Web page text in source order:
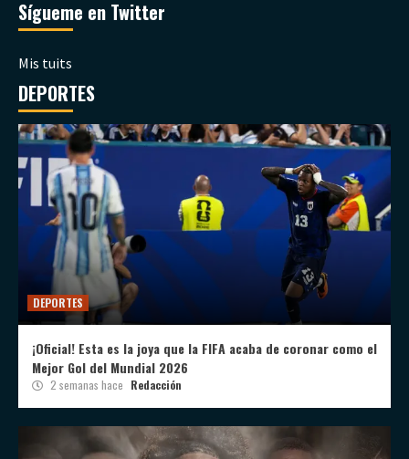
Sígueme en Twitter
Mis tuits
DEPORTES
DEPORTES
¡Oficial! Esta es la joya que la FIFA acaba de coronar como el
Mejor Gol del Mundial 2026
2 semanas hace Redacción